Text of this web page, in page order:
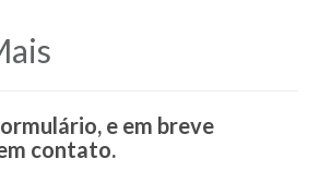
e em breve
contato.